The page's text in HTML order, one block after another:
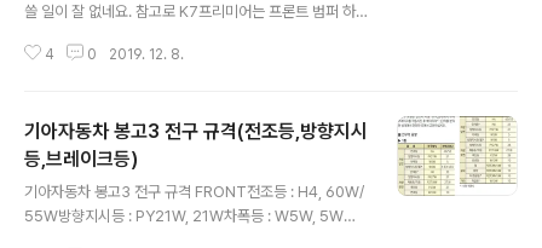
쓸 일이 잘 없네요. 참고로 K7프리미어는 프론트 범퍼 하
LED형으로 구분되니 참고하세요. 기아차 2020 K7프리
21W 번호판등 : W5W, 5W 실내 글로브박스 램프 : FES
TOON, 5W * 출처 : 기아자동차
4 0 2019. 12. 8.
기아자동차 봉고3 전구 규격(전조등,방향지시
등,브레이크등)
기아자동차 봉고3 전구 규격 FRONT전조등 : H4, 60W/
55W방향지시등 : PY21W, 21W차폭등 : W5W, 5W방